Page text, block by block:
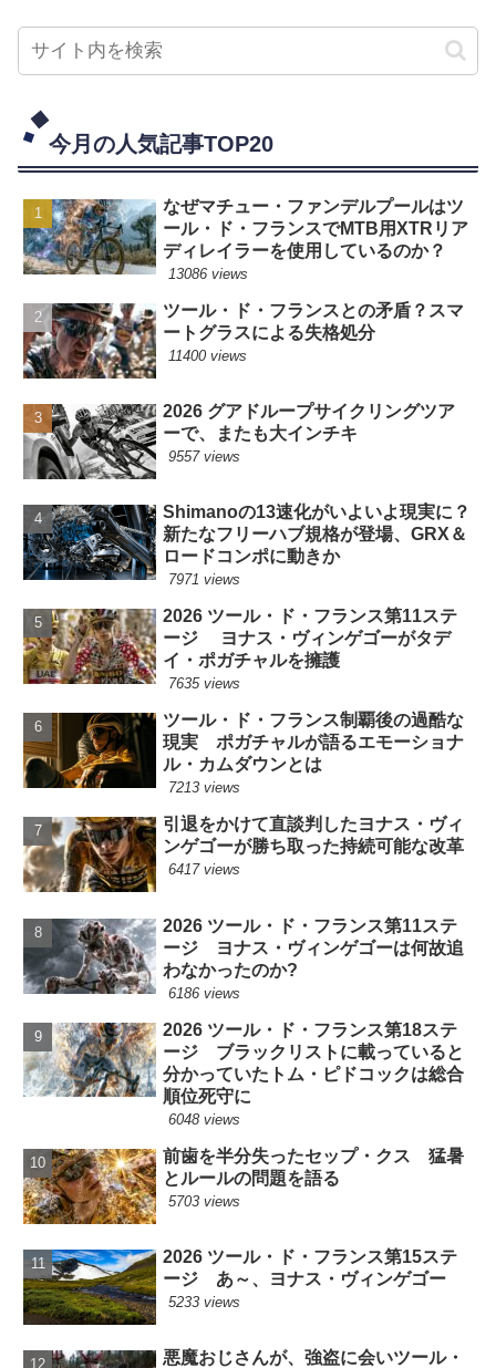
今月の人気記事TOP20
なぜマチュー・ファンデルプールはツ
ール・ド・フランスでMTB用XTRリア
ディレイラーを使用しているのか？
13086 views
ツール・ド・フランスとの矛盾？スマ
ートグラスによる失格処分
11400 views
2026 グアドループサイクリングツア
ーで、またも大インチキ
9557 views
Shimanoの13速化がいよいよ現実に？
新たなフリーハブ規格が登場、GRX＆
ロードコンポに動きか
7971 views
2026 ツール・ド・フランス第11ステ
ージ ヨナス・ヴィンゲゴーがタデ
イ・ポガチャルを擁護
7635 views
ツール・ド・フランス制覇後の過酷な
現実 ポガチャルが語るエモーショナ
ル・カムダウンとは
7213 views
引退をかけて直談判したヨナス・ヴィ
ンゲゴーが勝ち取った持続可能な改革
6417 views
2026 ツール・ド・フランス第11ステ
ージ ヨナス・ヴィンゲゴーは何故追
わなかったのか?
6186 views
2026 ツール・ド・フランス第18ステ
ージ ブラックリストに載っていると
分かっていたトム・ピドコックは総合
順位死守に
6048 views
前歯を半分失ったセップ・クス 猛暑
とルールの問題を語る
5703 views
2026 ツール・ド・フランス第15ステ
ージ あ～、ヨナス・ヴィンゲゴー
5233 views
悪魔おじさんが、強盗に会いツール・